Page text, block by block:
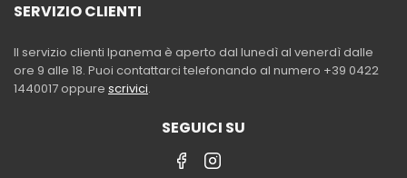
SERVIZIO CLIENTI
Il servizio clienti Ipanema è aperto dal lunedì al venerdì dalle
ore 9 alle 18. Puoi contattarci telefonando al numero +39 0422
1440017 oppure scrivici.
SEGUICI SU